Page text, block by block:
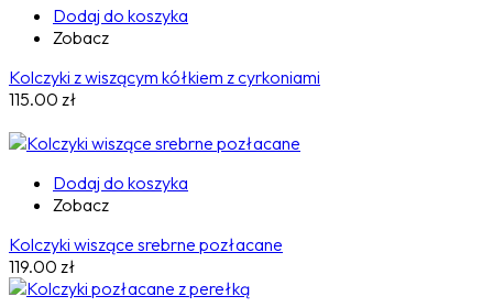
Dodaj do koszyka
Zobacz
Kolczyki z wiszącym kółkiem z cyrkoniami
115.00 zł
Dodaj do koszyka
Zobacz
Kolczyki wiszące srebrne pozłacane
119.00 zł